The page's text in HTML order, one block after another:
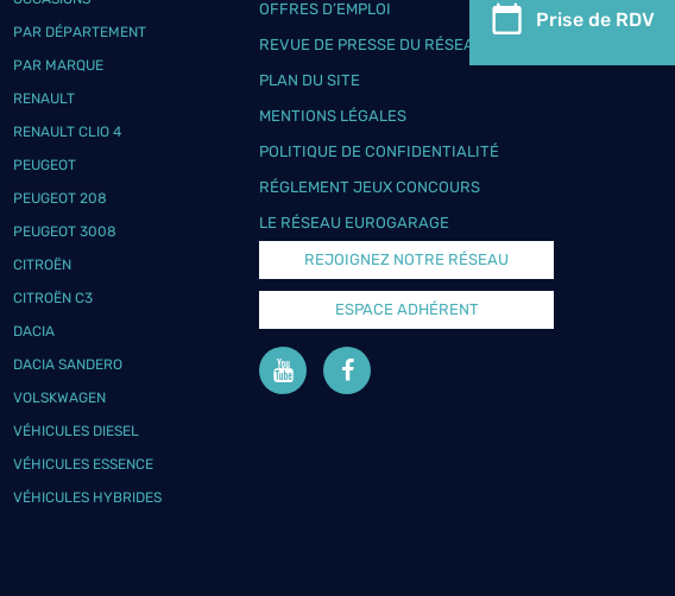
Prise de RDV
PAR DÉPARTEMENT
PAR MARQUE
RENAULT
RENAULT CLIO 4
PEUGEOT
PEUGEOT 208
PEUGEOT 3008
CITROËN
CITROËN C3
DACIA
DACIA SANDERO
VOLSKWAGEN
VÉHICULES DIESEL
VÉHICULES ESSENCE
VÉHICULES HYBRIDES
OFFRES D’EMPLOI
REVUE DE PRESSE DU RÉSEAU
PLAN DU SITE
MENTIONS LÉGALES
POLITIQUE DE CONFIDENTIALITÉ
RÉGLEMENT JEUX CONCOURS
LE RÉSEAU EUROGARAGE
REJOIGNEZ NOTRE RÉSEAU
ESPACE ADHÉRENT